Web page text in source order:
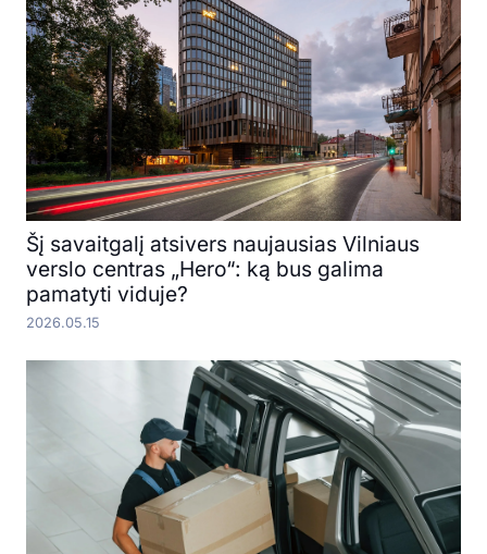
Šį savaitgalį atsivers naujausias Vilniaus
verslo centras „Hero“: ką bus galima
pamatyti viduje?
2026.05.15